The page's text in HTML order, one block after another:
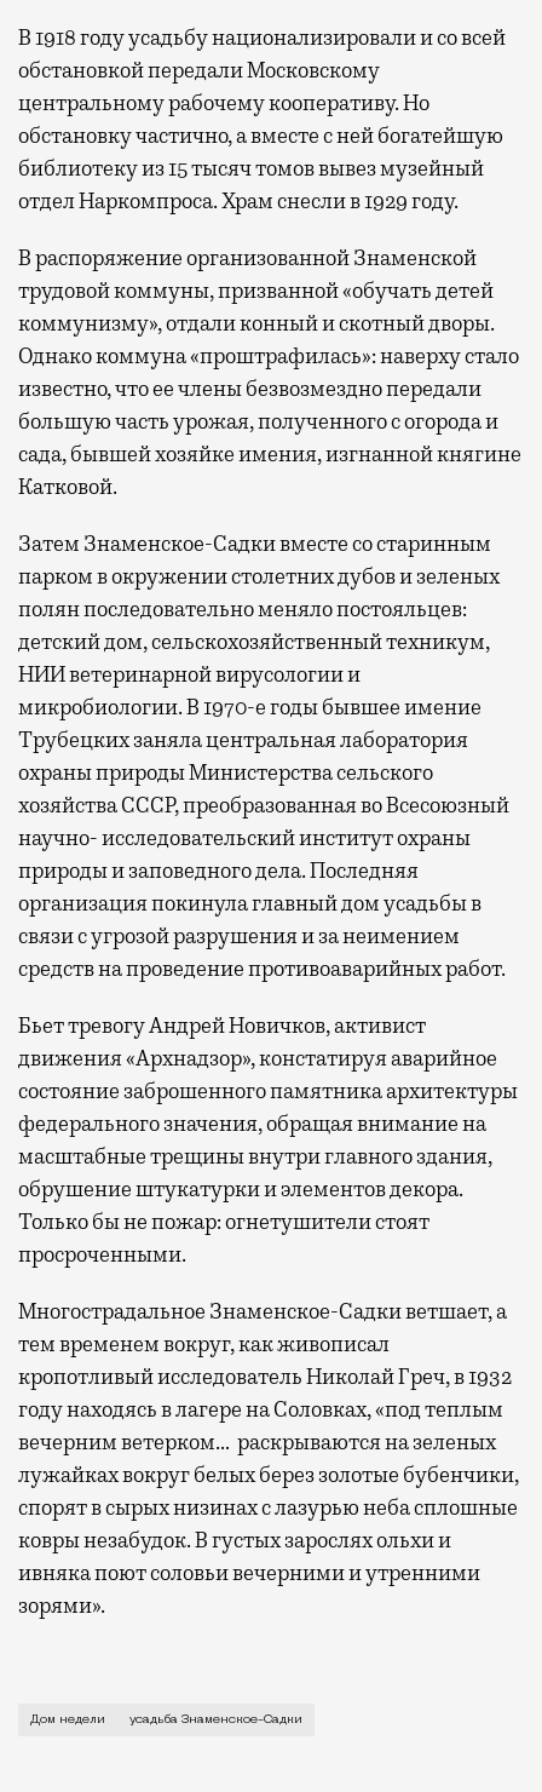
В 1918 году усадьбу национализировали и со всей
обстановкой передали Московскому
центральному рабочему кооперативу. Но
обстановку частично, а вместе с ней богатейшую
библиотеку из 15 тысяч томов вывез музейный
отдел Наркомпроса. Храм снесли в 1929 году.
В распоряжение организованной Знаменской
трудовой коммуны, призванной «обучать детей
коммунизму», отдали конный и скотный дворы.
Однако коммуна «проштрафилась»: наверху стало
известно, что ее члены безвозмездно передали
большую часть урожая, полученного с огорода и
сада, бывшей хозяйке имения, изгнанной княгине
Катковой.
Затем Знаменское-Садки вместе со старинным
парком в окружении столетних дубов и зеленых
полян последовательно меняло постояльцев:
детский дом, сельскохозяйственный техникум,
НИИ ветеринарной вирусологии и
микробиологии. В 1970-е годы бывшее имение
Трубецких заняла центральная лаборатория
охраны природы Министерства сельского
хозяйства СССР, преобразованная во Всесоюзный
научно- исследовательский институт охраны
природы и заповедного дела. Последняя
организация покинула главный дом усадьбы в
связи с угрозой разрушения и за неимением
средств на проведение противоаварийных работ.
Бьет тревогу Андрей Новичков, активист
движения «Архнадзор», констатируя аварийное
состояние заброшенного памятника архитектуры
федерального значения, обращая внимание на
масштабные трещины внутри главного здания,
обрушение штукатурки и элементов декора.
Только бы не пожар: огнетушители стоят
просроченными.
Многострадальное Знаменское-Садки ветшает, а
тем временем вокруг, как живописал
кропотливый исследователь Николай Греч, в 1932
году находясь в лагере на Соловках, «под теплым
вечерним ветерком… раскрываются на зеленых
лужайках вокруг белых берез золотые бубенчики,
спорят в сырых низинах с лазурью неба сплошные
ковры незабудок. В густых зарослях ольхи и
ивняка поют соловьи вечерними и утренними
зорями».
Усадьбы, прежде великолепные, эти созвучия
Дом недели усадьба Знаменское-Садки